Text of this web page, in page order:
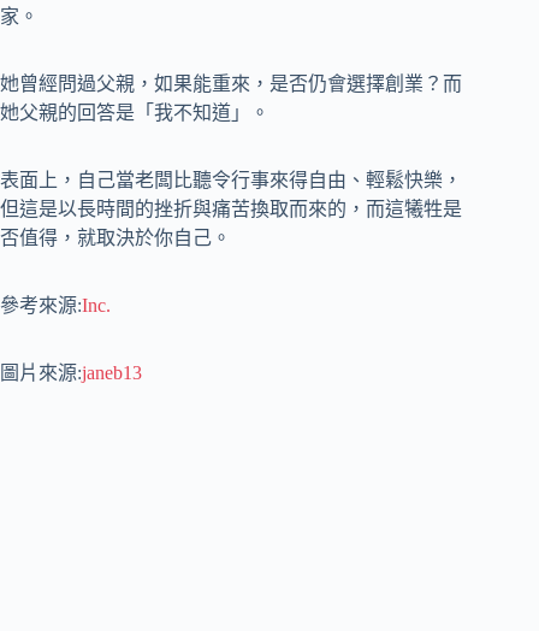
家。
她曾經問過父親，如果能重來，是否仍會選擇創業？而
她父親的回答是「我不知道」。
表面上，自己當老闆比聽令行事來得自由、輕鬆快樂，
但這是以長時間的挫折與痛苦換取而來的，而這犧牲是
否值得，就取決於你自己。
參考來源:Inc.
圖片來源:janeb13